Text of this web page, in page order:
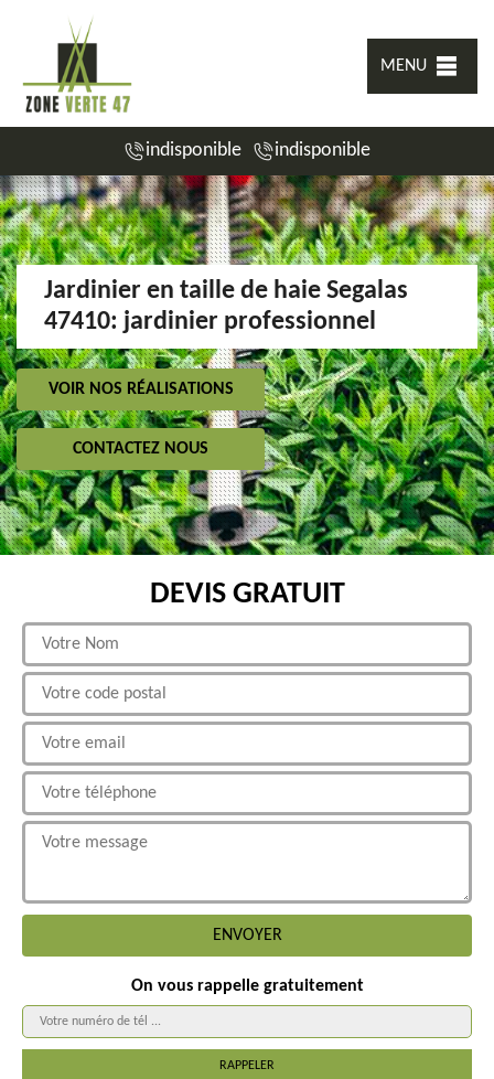
MENU
indisponible indisponible
Jardinier en taille de haie Segalas
47410: jardinier professionnel
VOIR NOS RÉALISATIONS
CONTACTEZ NOUS
DEVIS GRATUIT
On vous rappelle gratuitement